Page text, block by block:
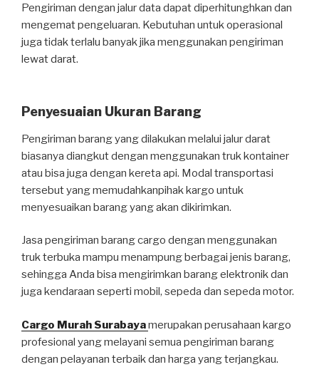
Pengiriman dengan jalur data dapat diperhitunghkan dan
mengemat pengeluaran. Kebutuhan untuk operasional
juga tidak terlalu banyak jika menggunakan pengiriman
lewat darat.
Penyesuaian Ukuran Barang
Pengiriman barang yang dilakukan melalui jalur darat
biasanya diangkut dengan menggunakan truk kontainer
atau bisa juga dengan kereta api. Modal transportasi
tersebut yang memudahkanpihak kargo untuk
menyesuaikan barang yang akan dikirimkan.
Jasa pengiriman barang cargo dengan menggunakan
truk terbuka mampu menampung berbagai jenis barang,
sehingga Anda bisa mengirimkan barang elektronik dan
juga kendaraan seperti mobil, sepeda dan sepeda motor.
Cargo Murah Surabayamerupakan perusahaan kargo
profesional yang melayani semua pengiriman barang
dengan pelayanan terbaik dan harga yang terjangkau.